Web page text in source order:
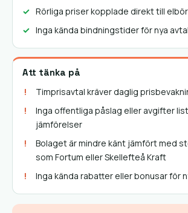
Rörliga priser kopplade direkt till
Inga kända bindningstider för nya avtal
Att tänka på
Timprisavtal kräver daglig
Inga offentliga påslag eller avgifter
jämförelser
Bolaget är mindre känt jämfört med
som Fortum eller Skellefteå Kraft
Inga kända rabatter eller bonusar för